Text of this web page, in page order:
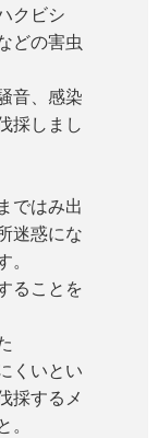
クビシ
どの害虫
音、感染
採しまし
ではみ出
迷惑にな
ることを
くいとい
採するメ